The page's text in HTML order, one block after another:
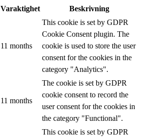
Varaktighet Beskrivning
11 months
This cookie is set by GDPR
Cookie Consent plugin. The
cookie is used to store the user
consent for the cookies in the
category "Analytics".
11 months
The cookie is set by GDPR
cookie consent to record the
user consent for the cookies in
the category "Functional".
This cookie is set by GDPR